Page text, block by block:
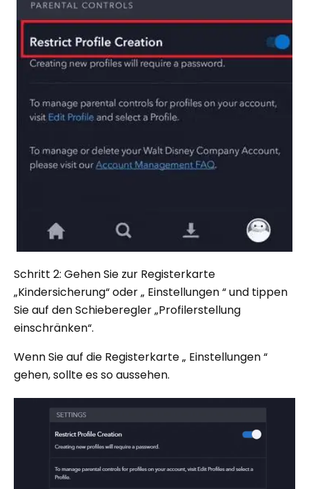
Schritt 2: Gehen Sie zur Registerkarte
„Kindersicherung“ oder „ Einstellungen “ und tippen
Sie auf den Schieberegler „Profilerstellung
einschränken“.
Wenn Sie auf die Registerkarte „ Einstellungen “
gehen, sollte es so aussehen.